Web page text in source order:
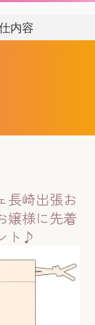
内容
長崎出張お
嬢様に先着
ト♪